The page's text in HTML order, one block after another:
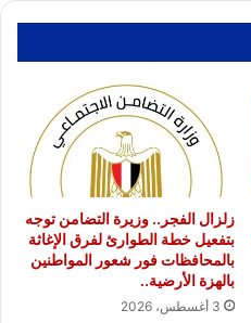
زلزال الفجر.. وزيرة التضامن توجه
بتفعيل خطة الطوارئ لفرق الإغاثة
بالمحافظات فور شعور المواطنين
بالهزة الأرضية..
3 أغسطس، 2026